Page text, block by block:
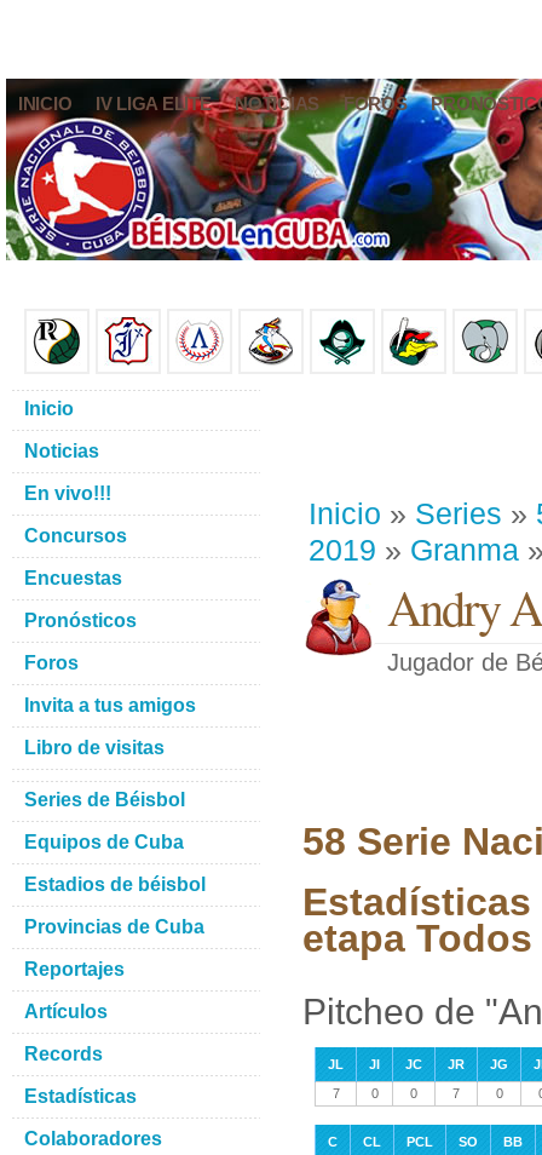
INICIO IV LIGA ELITE NOTICIAS FOROS
Inicio » Series »
2019 » Granma
Andry
Jugador de
58 Serie
etapa
Pitcheo de
JL JI JC JR JG
7
0 0 7 0
C CL PCL SO
BB
Inicio
Noticias
En vivo!!!
Concursos
Encuestas
Pronósticos
Foros
Invita a tus amigos
Libro de visitas
Series de Béisbol
Equipos de Cuba
Estadios de béisbol
Provincias de Cuba
Reportajes
Artículos
Records
Estadísticas
Colaboradores